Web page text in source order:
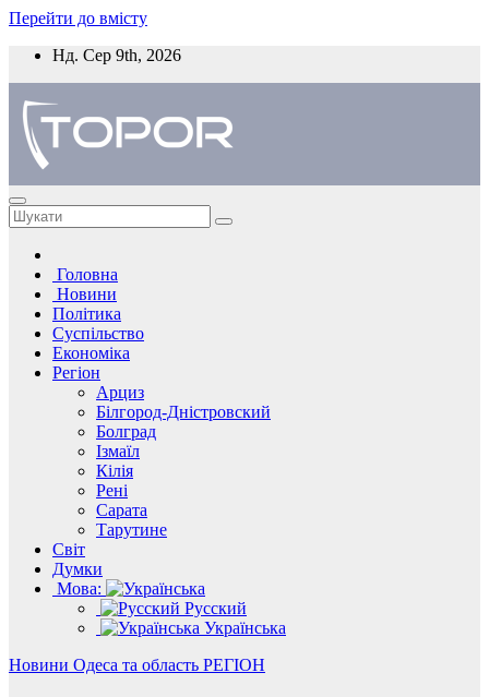
Перейти до вмісту
Нд. Сер 9th, 2026
Головна
Новини
Політика
Суспільство
Економіка
Регіон
Арциз
Білгород-Дністровский
Болград
Ізмаїл
Кілія
Рені
Сарата
Тарутине
Світ
Думки
Мова:
Русский
Українська
Новини Одеса та область РЕГІОН